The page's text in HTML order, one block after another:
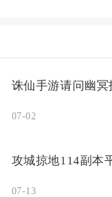
07-02
07-13